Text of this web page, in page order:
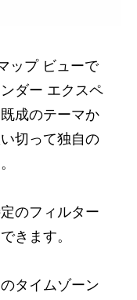
ップ ビューで
ダー エクスペ
成のテーマか
切って独自の
のフィルター
きます。
タイムゾーン